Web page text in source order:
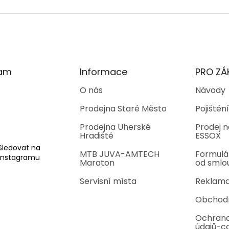
v
í
k
v
p
i
s
u
na
Informace
O nás
Prodejna Staré Město
Prodejna Uherské
Hradiště
MTB JUVA-AMTECH
Maraton
Servisní místa
PRO
Návody
Prodej
ESSOX
od